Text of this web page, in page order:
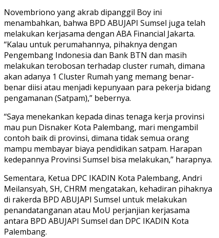
Novembriono yang akrab dipanggil Boy ini
menambahkan, bahwa BPD ABUJAPI Sumsel juga telah
melakukan kerjasama dengan ABA Financial Jakarta.
“Kalau untuk perumahannya, pihaknya dengan
Pengembang Indonesia dan Bank BTN dan masih
melakukan terobosan terhadap cluster rumah, dimana
akan adanya 1 Cluster Rumah yang memang benar-
benar diisi atau menjadi kepunyaan para pekerja bidang
pengamanan (Satpam),” bebernya.
“Saya menekankan kepada dinas tenaga kerja provinsi
mau pun Disnaker Kota Palembang, mari mengambil
contoh baik di provinsi, dimana tidak semua orang
mampu membayar biaya pendidikan satpam. Harapan
kedepannya Provinsi Sumsel bisa melakukan,” harapnya.
Sementara, Ketua DPC IKADIN Kota Palembang, Andri
Meilansyah, SH, CHRM mengatakan, kehadiran pihaknya
di rakerda BPD ABUJAPI Sumsel untuk melakukan
penandatanganan atau MoU perjanjian kerjasama
antara BPD ABUJAPI Sumsel dan DPC IKADIN Kota
Palembang.